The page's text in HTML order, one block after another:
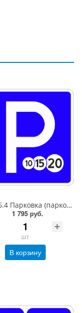
Знак "6.4 Парковка (парковочное место)",B=600,Тип А (1б) Микропризм. (7-9 лет)металл 0.8 мм
1 795 руб.
шт
В корзину